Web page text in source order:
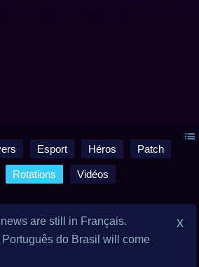
Esport Héros Patch
Rotations Vidéos
x
are still in Français.
do Brasil will come